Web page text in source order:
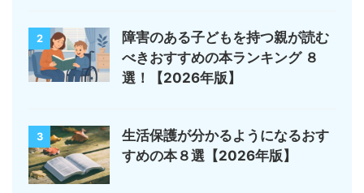
2
障害のある子どもを持つ親が読む
べきおすすめの本ランキング ８
選！【2026年版】
3
生活保護が分かるようになるおす
すめの本８選【2026年版】